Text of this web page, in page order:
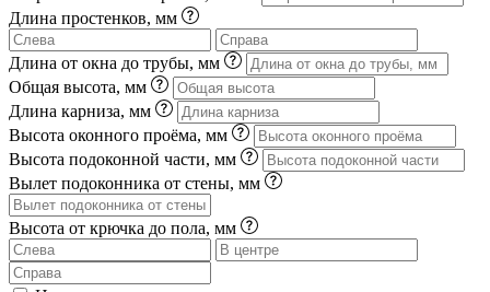
Длина простенков, мм
Длина от окна до трубы, мм
Общая высота, мм
Длина карниза, мм
Высота оконного проёма, мм
Высота подоконной части, мм
Вылет подоконника от стены, мм
Высота от крючка до пола, мм